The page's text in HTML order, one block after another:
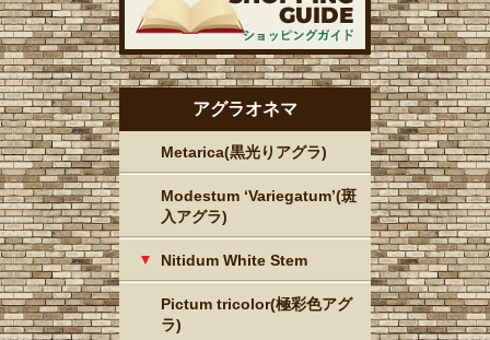
アグラオネマ
Metarica(黒光りアグラ)
Modestum ‘Variegatum’(斑
入アグラ)
Nitidum White Stem
Pictum tricolor(極彩色アグ
ラ)